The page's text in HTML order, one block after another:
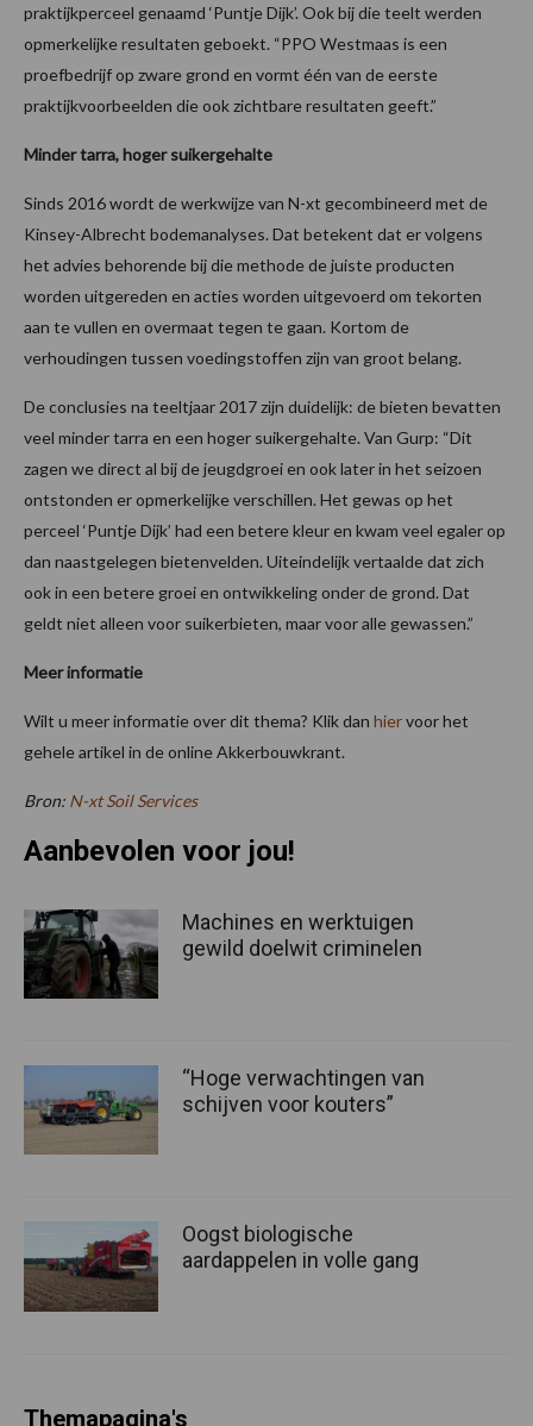
praktijkperceel genaamd ‘Puntje Dijk’. Ook bij die teelt werden
opmerkelijke resultaten geboekt. “PPO Westmaas is een
proefbedrijf op zware grond en vormt één van de eerste
praktijkvoorbeelden die ook zichtbare resultaten geeft.”
Minder tarra, hoger suikergehalte
Sinds 2016 wordt de werkwijze van N-xt gecombineerd met de
Kinsey-Albrecht bodemanalyses. Dat betekent dat er volgens
het advies behorende bij die methode de juiste producten
worden uitgereden en acties worden uitgevoerd om tekorten
aan te vullen en overmaat tegen te gaan. Kortom de
verhoudingen tussen voedingstoffen zijn van groot belang.
De conclusies na teeltjaar 2017 zijn duidelijk: de bieten bevatten
veel minder tarra en een hoger suikergehalte. Van Gurp: “Dit
zagen we direct al bij de jeugdgroei en ook later in het seizoen
ontstonden er opmerkelijke verschillen. Het gewas op het
perceel ‘Puntje Dijk’ had een betere kleur en kwam veel egaler op
dan naastgelegen bietenvelden. Uiteindelijk vertaalde dat zich
ook in een betere groei en ontwikkeling onder de grond. Dat
geldt niet alleen voor suikerbieten, maar voor alle gewassen.”
Meer informatie
Wilt u meer informatie over dit thema? Klik dan hiervoor het
gehele artikel in de online Akkerbouwkrant.
Bron: N-xt Soil Services
Aanbevolen voor jou!
Machines en werktuigen
gewild doelwit criminelen
“Hoge verwachtingen van
schijven voor kouters”
Oogst biologische
aardappelen in volle gang
Themapagina's